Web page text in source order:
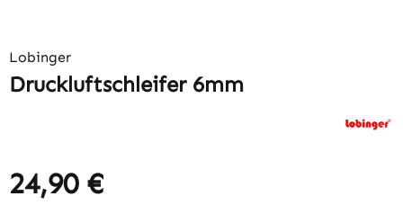
Lobinger
Druckluftschleifer 6mm
Regulärer Preis:
24,90 €